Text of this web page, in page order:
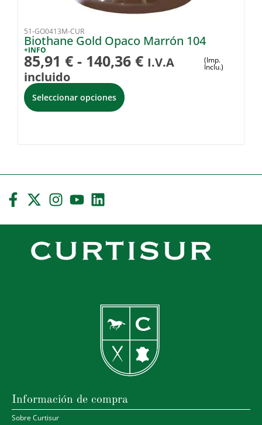
51-GO0413M-CUR
Biothane Gold Opaco Marrón 104
+INFO
85,91 € - 140,36 € I.V.A
incluido
(Imp.
Inclu.)
Seleccionar opciones
Información de compra
Sobre Curtisur